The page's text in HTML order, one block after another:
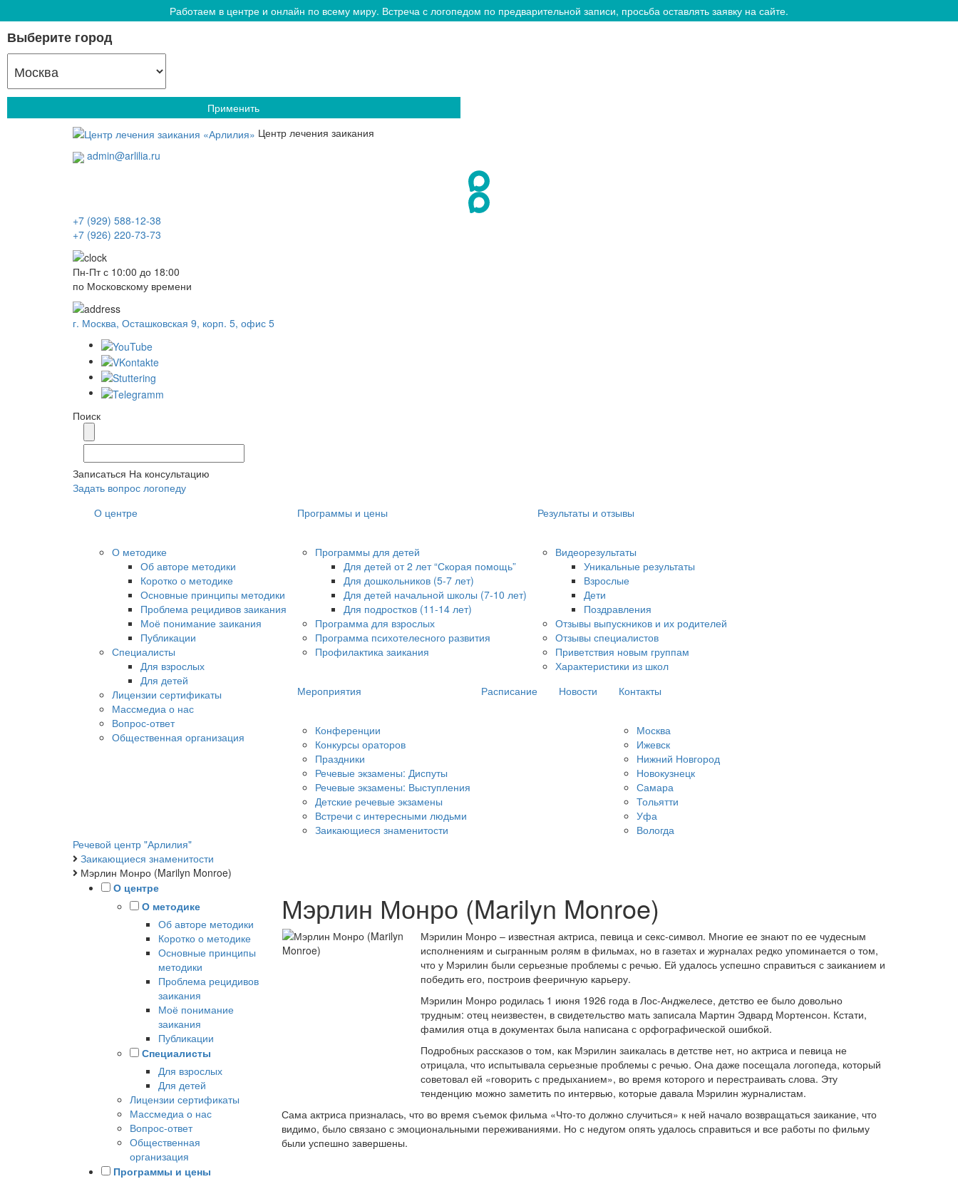
Работаем в центре и онлайн по всему миру. Встреча с логопедом по предварительной записи, просьба оставлять заявку на сайте.
Выберите город
Применить
Центр лечения заикания
admin@arlilia.ru
+7 (929) 588-12-38
+7 (926) 220-73-73
Пн-Пт с 10:00 до 18:00
по Московскому времени
г. Москва, Осташковская 9, корп. 5, офис 5
Поиск
Записаться На консультацию
Задать вопрос логопеду
О центре
О методике
Об авторе методики
Коротко о методике
Основные принципы методики
Проблема рецидивов заикания
Моё понимание заикания
Публикации
Специалисты
Для взрослых
Для детей
Лицензии сертификаты
Массмедиа о нас
Вопрос-ответ
Общественная организация
Программы и цены
Программы для детей
Для детей от 2 лет “Скорая помощь”
Для дошкольников (5-7 лет)
Для детей начальной школы (7-10 лет)
Для подростков (11-14 лет)
Программа для взрослых
Программа психотелесного развития
Профилактика заикания
Результаты и отзывы
Видеорезультаты
Уникальные результаты
Взрослые
Дети
Поздравления
Отзывы выпускников и их родителей
Отзывы специалистов
Приветствия новым группам
Характеристики из школ
Мероприятия
Конференции
Конкурсы ораторов
Праздники
Речевые экзамены: Диспуты
Речевые экзамены: Выступления
Детские речевые экзамены
Встречи с интересными людьми
Заикающиеся знаменитости
Расписание Новости Контакты
Москва
Ижевск
Нижний Новгород
Новокузнецк
Самара
Тольятти
Уфа
Вологда
Речевой центр "Арлилия"
Заикающиеся знаменитости
Мэрлин Монро (Marilyn Monroe)
О центре
О методике
Об авторе методики
Коротко о методике
Основные принципы
методики
Проблема рецидивов
заикания
Моё понимание
заикания
Публикации
Специалисты
Для взрослых
Для детей
Лицензии сертификаты
Массмедиа о нас
Вопрос-ответ
Общественная
организация
Программы и цены
Мэрлин Монро (Marilyn Monroe)
Мэрилин Монро – известная актриса, певица и секс-символ. Многие ее знают по ее чудесным
исполнениям и сыгранным ролям в фильмах, но в газетах и журналах редко упоминается о том,
что у Мэрилин были серьезные проблемы с речью. Ей удалось успешно справиться с заиканием и
победить его, построив фееричную карьеру.
Мэрилин Монро родилась 1 июня 1926 года в Лос-Анджелесе, детство ее было довольно
трудным: отец неизвестен, в свидетельство мать записала Мартин Эдвард Мортенсон. Кстати,
фамилия отца в документах была написана с орфографической ошибкой.
Подробных рассказов о том, как Мэрилин заикалась в детстве нет, но актриса и певица не
отрицала, что испытывала серьезные проблемы с речью. Она даже посещала логопеда, который
советовал ей «говорить с предыханием», во время которого и перестраивать слова. Эту
тенденцию можно заметить по интервью, которые давала Мэрилин журналистам.
Сама актриса призналась, что во время съемок фильма «Что-то должно случиться» к ней начало возвращаться заикание, что
видимо, было связано с эмоциональными переживаниями. Но с недугом опять удалось справиться и все работы по фильму
были успешно завершены.